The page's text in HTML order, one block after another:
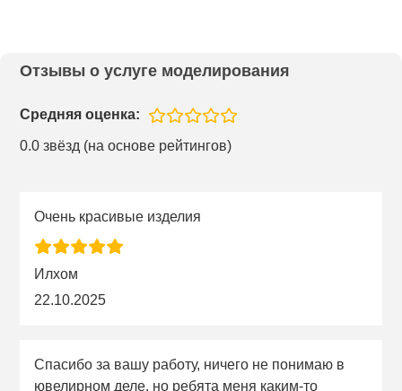
Отзывы о услуге моделирования
Средняя оценка:
0.0 звёзд (на основе рейтингов)
Очень красивые изделия
Илхом
22.10.2025
Спасибо за вашу работу, ничего не понимаю в
ювелирном деле, но ребята меня каким-то